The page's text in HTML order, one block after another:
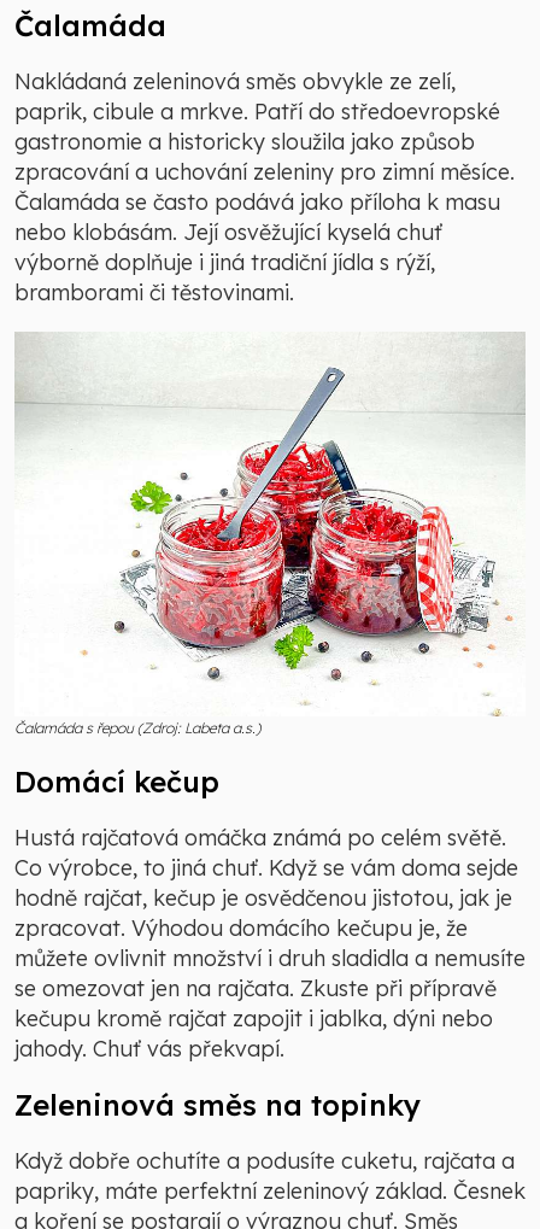
Čalamáda
Nakládaná zeleninová směs obvykle ze zelí,
paprik, cibule a mrkve. Patří do středoevropské
gastronomie a historicky sloužila jako způsob
zpracování a uchování zeleniny pro zimní měsíce.
Čalamáda se často podává jako příloha k masu
nebo klobásám. Její osvěžující kyselá chuť
výborně doplňuje i jiná tradiční jídla s rýží,
bramborami či těstovinami.
Čalamáda s řepou (Zdroj: Labeta a.s.)
Domácí kečup
Hustá rajčatová omáčka známá po celém světě.
Co výrobce, to jiná chuť. Když se vám doma sejde
hodně rajčat, kečup je osvědčenou jistotou, jak je
zpracovat. Výhodou domácího kečupu je, že
můžete ovlivnit množství i druh sladidla a nemusíte
se omezovat jen na rajčata. Zkuste při přípravě
kečupu kromě rajčat zapojit i jablka, dýni nebo
jahody. Chuť vás překvapí.
Zeleninová směs na topinky
Když dobře ochutíte a podusíte cuketu, rajčata a
papriky, máte perfektní zeleninový základ. Česnek
a koření se postarají o výraznou chuť. Směs